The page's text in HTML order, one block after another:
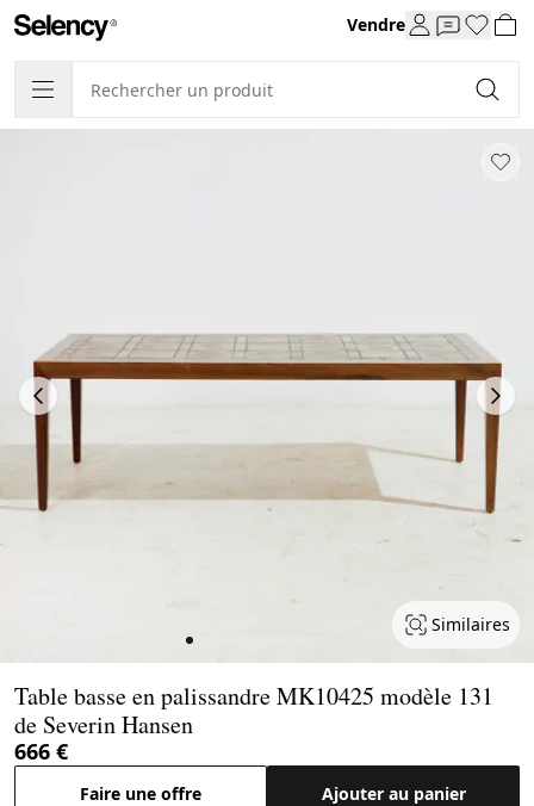
Vendre
Similaires
Table basse en palissandre MK10425 modèle 131
de Severin Hansen
666 €
Faire une offre Ajouter au panier